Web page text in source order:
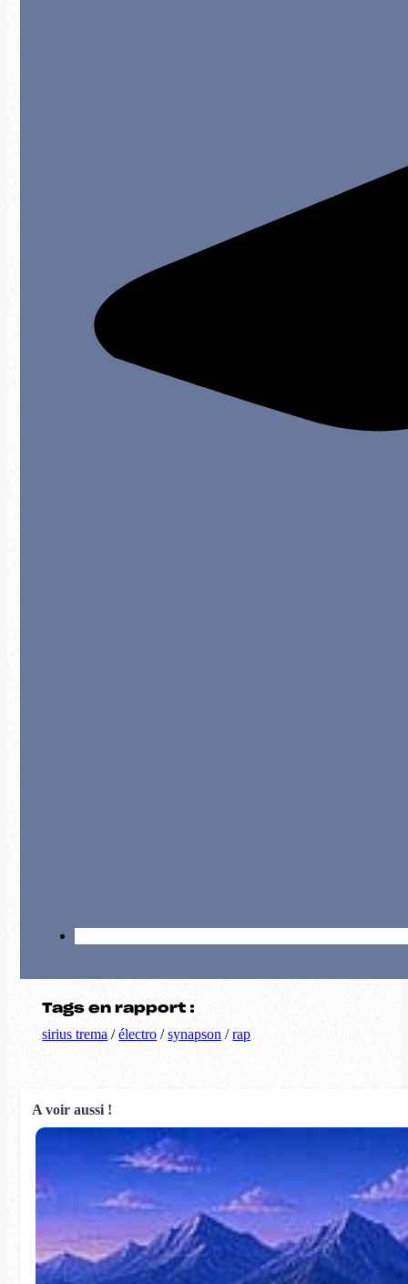
Tags en rapport :
sirius trema /électro /synapson /rap
A voir aussi !